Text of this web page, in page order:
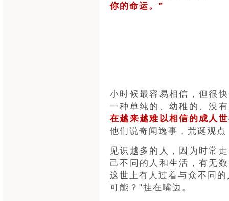
你的命运。”
小时候最容易相信，但很
一种单纯的、幼稚的、没
在越来越难以相信的成人
他们说奇闻逸事，荒诞观
见识越多的人，因为时常
己不同的人和生活，有无
这世上有人过着与众不同
可能？"挂在嘴边。